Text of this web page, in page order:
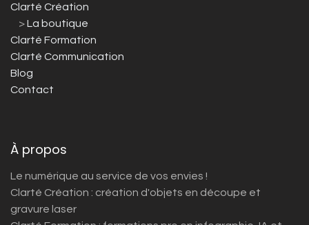
Clarté Création
>La boutique
Clarté Formation
Clarté Communication
Blog
Contact
À propos
Le numérique au service de vos envies !
Clarté Création : création d'objets en découpe et
gravure laser